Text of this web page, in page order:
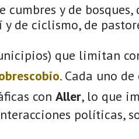
cumbres y de
y de ciclismo, de
que limitan
. Cada uno
con Aller, lo que
políticas,